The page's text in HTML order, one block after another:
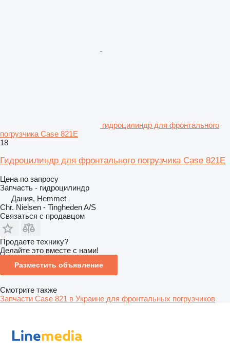
гидроцилиндр для фронтального
погрузчика Case 821E
18
Гидроцилиндр для фронтального погрузчика Case 821E
Цена по запросу
Запчасть - гидроцилиндр
Дания, Hemmet
Chr. Nielsen - Tingheden A/S
Связаться с продавцом
Продаете технику?
Делайте это вместе с нами!
Разместить объявление
Смотрите также
Запчасти Case 821 в Украине для фронтальных погрузчиков